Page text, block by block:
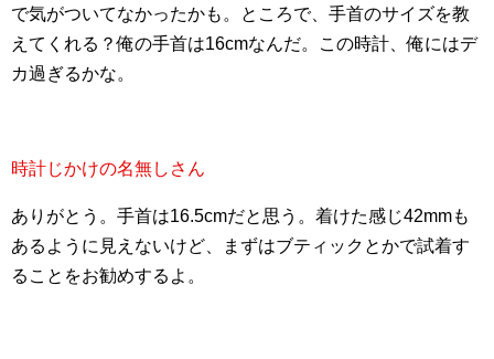
で気がついてなかったかも。ところで、手首のサイズを教
えてくれる？俺の手首は16cmなんだ。この時計、俺にはデ
カ過ぎるかな。
時計じかけの名無しさん
ありがとう。手首は16.5cmだと思う。着けた感じ42mmも
あるように見えないけど、まずはブティックとかで試着す
ることをお勧めするよ。